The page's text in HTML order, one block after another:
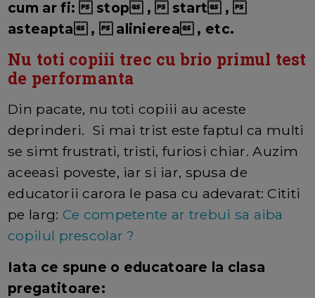
cum ar fi:  stop ,  start ,
asteapta ,  alinierea , etc.
Nu toti copiii trec cu brio primul test
de performanta
Din pacate, nu toti copiii au aceste
deprinderi. Si mai trist este faptul ca multi
se simt frustrati, tristi, furiosi chiar. Auzim
aceeasi poveste, iar si iar, spusa de
educatorii carora le pasa cu adevarat: Cititi
pe larg: Ce competente ar trebui sa aiba
copilul prescolar ?
Iata ce spune o educatoare la clasa
pregatitoare: